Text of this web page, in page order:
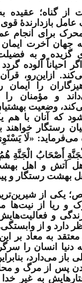
از گناه؛ عقیده
عامل بازدارندۀ قوی
برای انجام
جهان آخرت ایمان
گزیده و به
احیاناً آلوده
ازاین‌رو،
را ایمان
و مؤمنان را
وضعیت بهشتیان
که آنان با هم
رستگار خواهند
می‌فرماید: «لَا
أَصْحَابُ الْجَنَّةِ هُمُ
آتش و اهل
بهشت رستگار و
؛ یکی از
و ریا از نیت‌ها
و فعالیت
دارد و از
به معاد بر
دنیا انسان را
باز می‌دارد،
پس از مرگ و
به غیر